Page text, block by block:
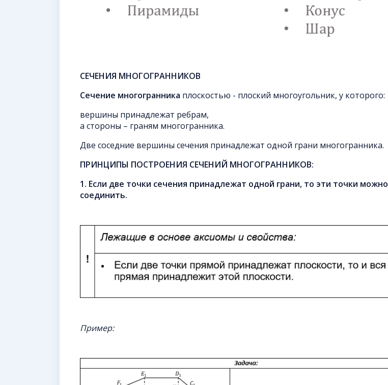
СЕЧЕНИЯ МНОГОГРАННИКОВ
Сечение многогранника плоскостью - плоский многоугольник, у которого:
вершины принадлежат ребрам,
а стороны – граням многогранника.
Две соседние вершины сечения принадлежат одной грани многогранника.
ПРИНЦИПЫ ПОСТРОЕНИЯ СЕЧЕНИЙ МНОГОГРАННИКОВ:
1. Если две точки сечения принадлежат одной грани, то эти точки можно
соединить.
Пример: